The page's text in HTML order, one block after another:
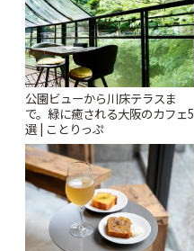
公園ビューから川床テラスま
で。緑に癒される大阪のカフェ5
選 | ことりっぷ